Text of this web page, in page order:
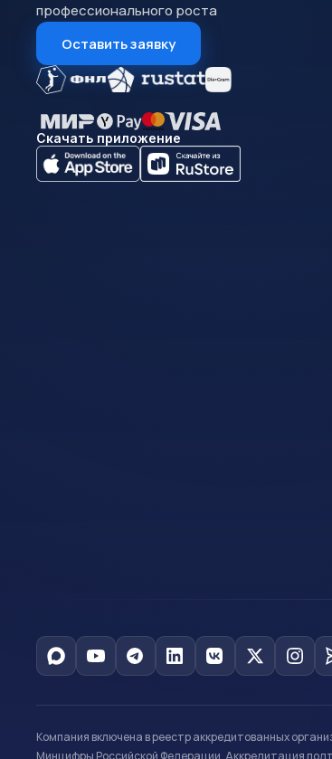
профессионального роста
Оставить заявку
Скачать приложение
Компания включена в реестр аккредитованных
Минцифры Российской Федерации. Аккредитация